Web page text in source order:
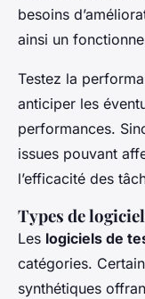
besoins
ainsi un
Testez la
anticiper les
performances.
issues pouvant
l’efficacité des
Types de
Les logiciels de
catégories.
synthétiques